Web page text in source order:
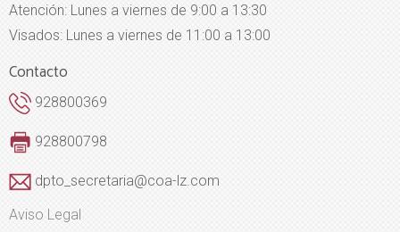
Atención: Lunes a viernes de 9:00 a 13:30
Visados: Lunes a viernes de 11:00 a 13:00
Contacto
928800369
928800798
dpto_secretaria@coa-lz.com
Aviso Legal